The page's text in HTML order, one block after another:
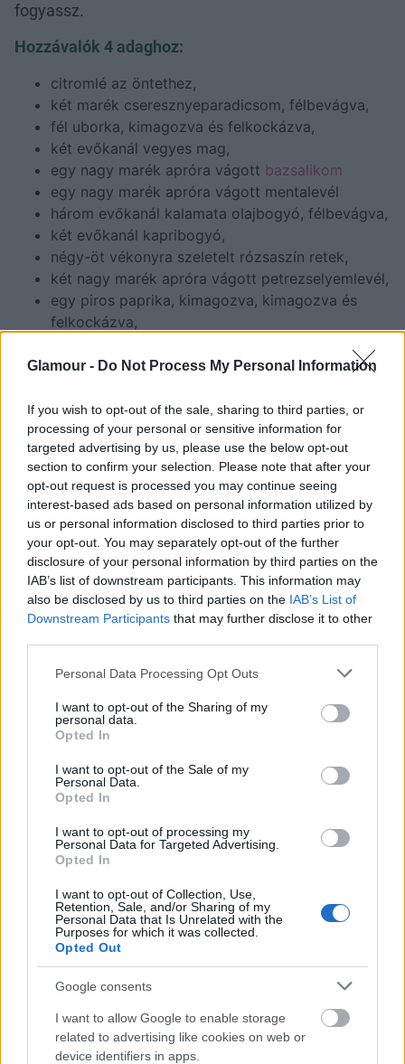
Glamour - Do Not Process My Personal Information
If you wish to opt-out of the sale, sharing to third parties, or
processing of your personal or sensitive information for
targeted advertising by us, please use the below opt-out
section to confirm your selection. Please note that after your
opt-out request is processed you may continue seeing
interest-based ads based on personal information utilized by
us or personal information disclosed to third parties prior to
your opt-out. You may separately opt-out of the further
disclosure of your personal information by third parties on the
IAB’s list of downstream participants. This information may
also be disclosed by us to third parties on the IAB’s List of
Downstream Participants that may further disclose it to other
Please note that this website/app uses one or more Google
not limited to your visit or usage behaviour. You may click to
grant or deny consent to Google and its third-party tags to
use your data for below specified purposes in below Google
consent section.
Personal Data Processing Opt Outs
I want to opt-out of the Sharing of my
personal data.
Opted In
I want to opt-out of the Sale of my
Personal Data.
Opted In
I want to opt-out of processing my
Personal Data for Targeted Advertising.
Opted In
I want to opt-out of Collection, Use,
Retention, Sale, and/or Sharing of my
Personal Data that Is Unrelated with the
Purposes for which it was collected.
Opted Out
Google consents
I want to allow Google to enable storage
related to advertising like cookies on web or
device identifiers in apps.
fogyassz.
Hozzávalók 4 adaghoz:
citromlé az öntethez,
két marék cseresznyeparadicsom, félbevágva,
fél uborka, kimagozva és felkockázva,
két evőkanál vegyes mag,
egy nagy marék apróra vágott bazsalikom
egy nagy marék apróra vágott mentalevél
három evőkanál kalamata olajbogyó, félbevágva,
két evőkanál kapribogyó,
négy-öt vékonyra szeletelt rózsaszín retek,
két nagy marék apróra vágott petrezselyemlevél,
egy piros paprika, kimagozva, kimagozva és
felkockázva,
250 g főtt quinoa (Emily előre megfőzöttet
400 g konzervescsicseriborsó , lecsepegtetve és
leöblítve,
gránátalmamagok (80 g),
morzsolt feta sajt (100g).
Elkészítés:
Emily a So Good című szakácskönyvében
megjelent receptje mentén haladva felkockázott
egy fél uborkát, és eltávolította a magjait, hogy a
saláta ne ázzon át.
Ezután kimagozott és feldarabolt egy piros
cseresznyeparadicsomot félbevágott volna, és
felszeletelt néhány retket és lilahagymát.
Ezeket a hozzávalókat aztán egy nagy
keverőtálban egyesítette némi kapribogyóval,
olajbogyóval,gránátalmamaggal
, mentával,
petrezselyemmel és bazsalikommal.
„Adjuk hozzá a csicseriborsót és a főtt quinoát,
majd morzsoljuk bele a feta sajtot. Szórjuk a
salátára a vegyes magvakat. Nyomjuk rá a
citromlevet. Tálaljuk tetszőleges fehérjével és az
általunk választott öntettel”
- mondta Emily.